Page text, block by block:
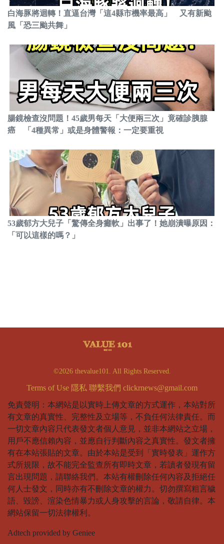
白海豚將迴轉！直逼台灣「這4縣市機率最高」 又有新颱
風「恐三颱共舞」
腸鏡檢查沒問題！45歲男每天「大便兩三次」竟確診胰腺
癌 「4種異常」或是身體警報：一定要重視
53歲郁方大兒子「驚傳全身癱軟」出事了！她崩潰曝原因：
「可以這樣的嗎？」
©2026 thevalue101. All Rights Reserved.
Terms of Use 隱私 聯繫我們 clickrnews@gmail.com
免責聲明：本網站是以實時上傳文章的方式運作，本站對所
有文章的真實性、完整性及立場等，不負任何法律責任。而
一切文章內容只代表發文者個人意見，並非本網站之立場，
用戶不應信賴內容，並應自行判斷內容之真實性。發文者擁
有在本站張貼的文章。由於本站是受到「實時發表」運作方
式所規限，故不能完全監查所有即時文章，若讀者發現有留
言出現問題，請聯絡我們。本站有權刪除任何內容及拒絕任
何人士發文，同時亦有不刪除文章的權力。切勿撰寫粗言穢
語、毀謗、渲染色情暴力或人身攻擊的言論，敬請自律。本
網站保留一切法律權利。
Adtech provided by Geniee